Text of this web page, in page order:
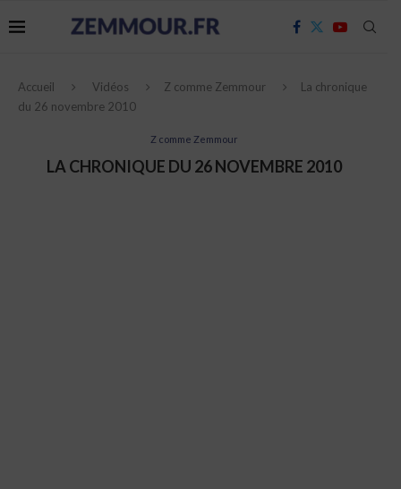
Accueil Vidéos Z comme Zemmour
La chronique
du 26 novembre 2010
Z comme Zemmour
LA CHRONIQUE DU 26 NOVEMBRE 2010